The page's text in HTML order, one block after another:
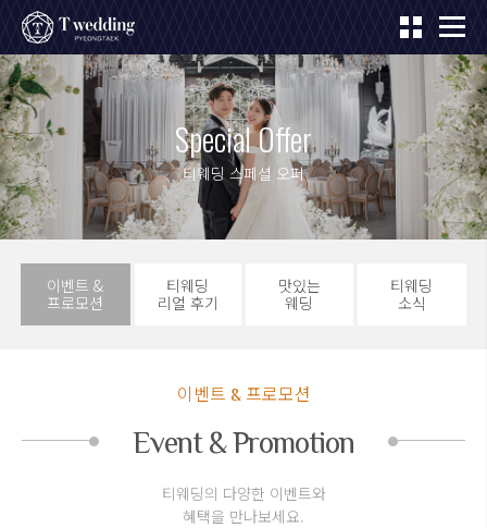
Special Offer
티웨딩 스페셜 오퍼
이벤트 &
프로모션
티웨딩
리얼 후기
맛있는
웨딩
티웨딩
소식
이벤트 & 프로모션
Event & Promotion
티웨딩의 다양한 이벤트와
혜택을 만나보세요.